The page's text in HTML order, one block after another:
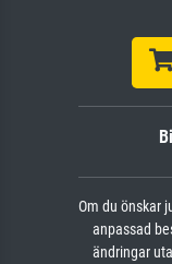
Om du önskar
anpassad
ändringar